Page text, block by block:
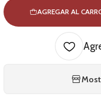
AGREGAR AL